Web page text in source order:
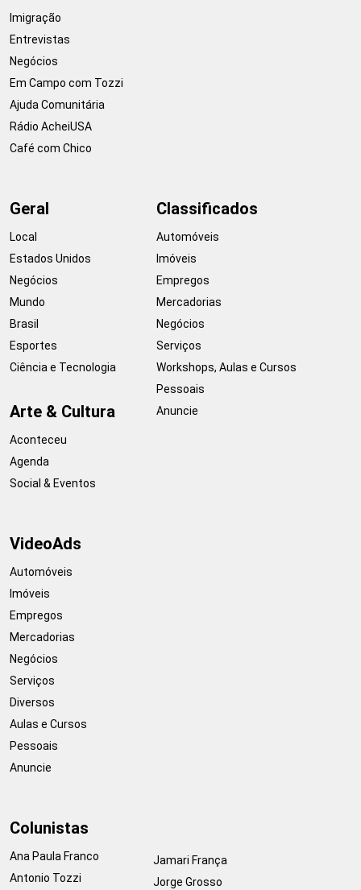
Imigração
Entrevistas
Negócios
Em Campo com Tozzi
Ajuda Comunitária
Rádio AcheiUSA
Café com Chico
Geral
Local
Estados Unidos
Negócios
Mundo
Brasil
Esportes
Ciência e Tecnologia
Arte & Cultura
Aconteceu
Agenda
Social & Eventos
Classificados
Automóveis
Imóveis
Empregos
Mercadorias
Negócios
Serviços
Workshops, Aulas e Cursos
Pessoais
Anuncie
VideoAds
Automóveis
Imóveis
Empregos
Mercadorias
Negócios
Serviços
Diversos
Aulas e Cursos
Pessoais
Anuncie
Colunistas
Ana Paula Franco
Antonio Tozzi
Jamari França
Jorge Grosso